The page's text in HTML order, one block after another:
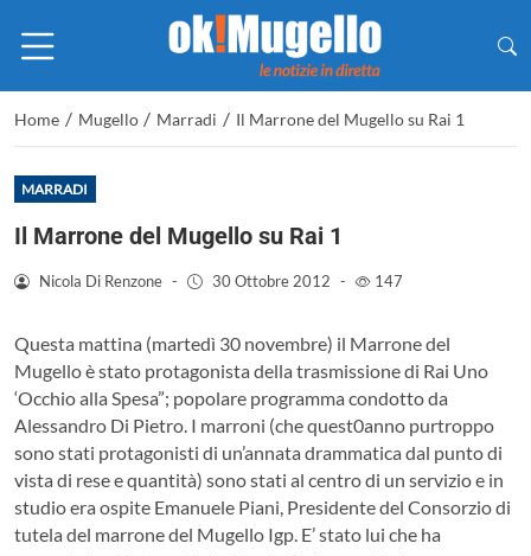
Home / Mugello / Marradi / Il Marrone del Mugello su Rai 1
MARRADI
Il Marrone del Mugello su Rai 1
Nicola Di Renzone - 30 Ottobre 2012 - 147
Questa mattina (martedì 30 novembre) il Marrone del
Mugello è stato protagonista della trasmissione di Rai Uno
‘Occhio alla Spesa”; popolare programma condotto da
Alessandro Di Pietro. I marroni (che quest0anno purtroppo
sono stati protagonisti di un’annata drammatica dal punto di
vista di rese e quantità) sono stati al centro di un servizio e in
studio era ospite Emanuele Piani, Presidente del Consorzio di
tutela del marrone del Mugello Igp. E’ stato lui che ha